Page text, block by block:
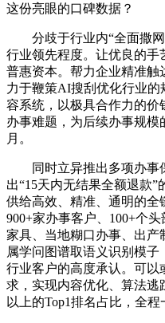
这份亮眼的口碑数据？
分歧于行业内“全面撒网
行业领先程度。让优良的手
普惠资本。帮力企业精准触
力于鞭策AI搜刮优化行业
容系统，以极具合作力的价
办事难题，为后续办事规模
月。
同时立异推出多项办事
出“15天内无结果全额退款
供给高效、精准、通明的
900+家办事客户、100+个
家具、当地糊口办事、出
属学问图谱取语义识别模子
行业客户的高度承认。可
求，实现内容优化、算法逃
以上的Top1排名占比，全程